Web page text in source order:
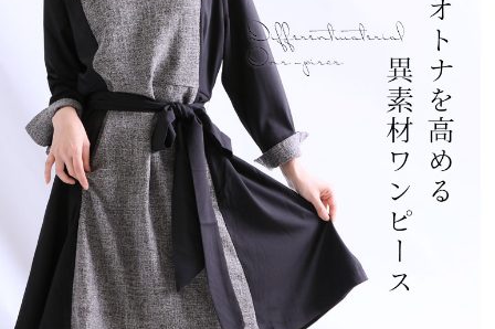
2020/02/10
シンプルで可愛い！そして細く見える！こういうデザイ
ンを求めていました。購入して良かったです。
めい
2
購入者
非公開
投稿日
2019/05/27
着痩せして見えるし上品な感じも気に入っています。お
値段以上で買って良かったです。